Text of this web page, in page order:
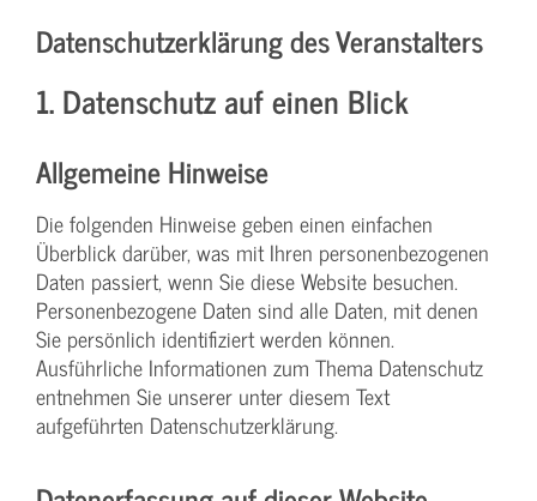
Datenschutzerklärung des Veranstalters
1. Datenschutz auf einen Blick
Allgemeine Hinweise
Die folgenden Hinweise geben einen einfachen
Überblick darüber, was mit Ihren personenbezogenen
Daten passiert, wenn Sie diese Website besuchen.
Personenbezogene Daten sind alle Daten, mit denen
Sie persönlich identifiziert werden können.
Ausführliche Informationen zum Thema Datenschutz
entnehmen Sie unserer unter diesem Text
aufgeführten Datenschutzerklärung.